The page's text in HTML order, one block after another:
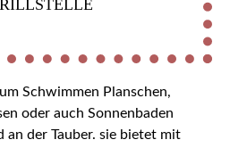
A
Schwimmen Planschen,
oder auch Sonnenbaden
an der Tauber. sie bietet mit